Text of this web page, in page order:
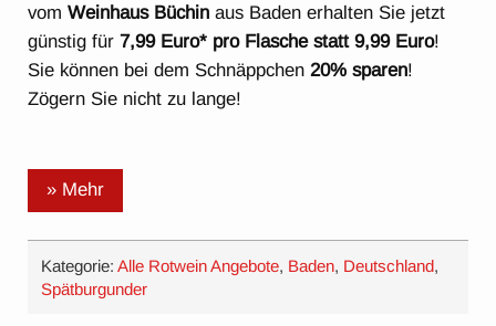
vomWeinhaus Büchin aus Baden erhalten Sie jetzt
günstig für 7,99 Euro* pro Flasche statt 9,99 Euro!
Sie können bei dem Schnäppchen20% sparen!
Zögern Sie nicht zu lange!
» Mehr
Kategorie:Alle Rotwein Angebote, Baden, Deutschland,
Spätburgunder